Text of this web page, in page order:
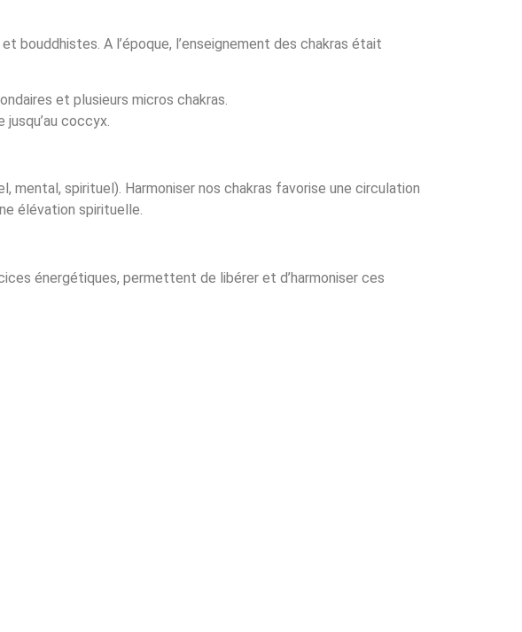
bouddhistes. A l’époque, l’enseignement des chakras était
et plusieurs micros chakras.
coccyx.
spirituel). Harmoniser nos chakras favorise une circulation
élévation spirituelle.
énergétiques, permettent de libérer et d’harmoniser ces